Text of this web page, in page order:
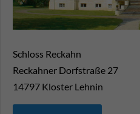
Schloss Reckahn
Reckahner Dorfstraße 27
14797 Kloster Lehnin